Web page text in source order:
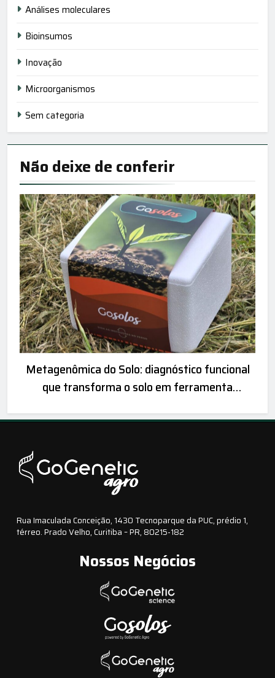
Análises moleculares
Bioinsumos
Inovação
Microorganismos
Sem categoria
Não deixe de conferir
AGRICULTURA AGRO
Metagenômica do Solo: diagnóstico funcional
que transforma o solo em ferramenta
Rua Imaculada Conceição, 1430 Tecnoparque da PUC, prédio 1,
térreo. Prado Velho, Curitiba – PR, 80215-182
Nossos Negócios